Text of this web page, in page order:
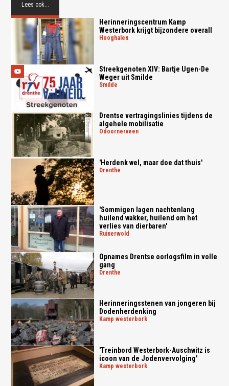
Lees ook...
Herinneringscentrum Kamp
Westerbork krijgt bijzondere overall
hooghalen
Streekgenoten XIV: Bartje Ugen-De
Weger uit Smilde
smilde
Drentse vertragingslinies tijdens de
algehele mobilisatie
odoornerveen
'Herdenk wel, maar doe dat thuis'
drenthe
'Sommigen lagen nachtenlang
huilend wakker, huilend om het
verlies van dierbaren'
ruinerwold
Opnames Drentse oorlogsfilm in volle
gang
drenthe
Herinneringsstenen van jongeren bij
Dodenherdenking
kamp westerbork
'Treinbord Westerbork-Auschwitz is
icoon van de Jodenvervolging'
kamp westerbork